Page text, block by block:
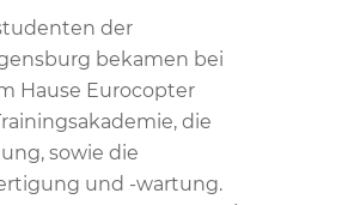
der
bekamen bei
Hause Eurocopter
die
sowie die
und -wartung.